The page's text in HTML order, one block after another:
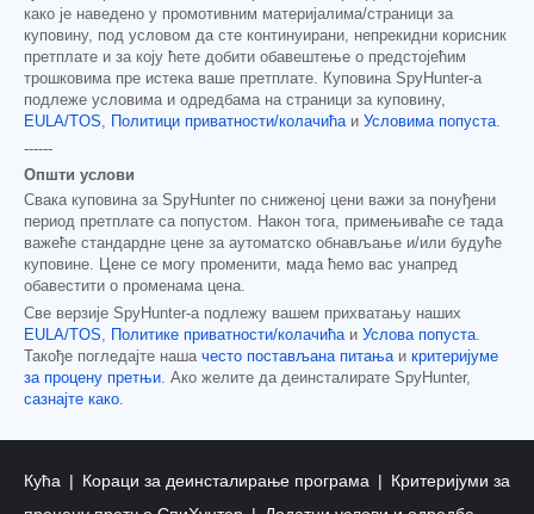
како је наведено у промотивним материјалима/страници за
куповину, под условом да сте континуирани, непрекидни корисник
претплате и за коју ћете добити обавештење о предстојећим
трошковима пре истека ваше претплате. Куповина SpyHunter-а
подлеже условима и одредбама на страници за куповину,
EULA/TOS, Политици приватности/колачићаи Условима попуста.
------
Општи услови
Свака куповина за SpyHunter по сниженој цени важи за понуђени
период претплате са попустом. Након тога, примењиваће се тада
важеће стандардне цене за аутоматско обнављање и/или будуће
куповине. Цене се могу променити, мада ћемо вас унапред
обавестити о променама цена.
Све верзије SpyHunter-а подлежу вашем прихватању наших
EULA/TOS, Политике приватности/колачићаи Услова попуста.
Такође погледајте наша често постављана питањаи критеријуме
за процену претњи. Ако желите да деинсталирате SpyHunter,
сазнајте како.
Кућа Кораци за деинсталирање програма
Критеријуми за